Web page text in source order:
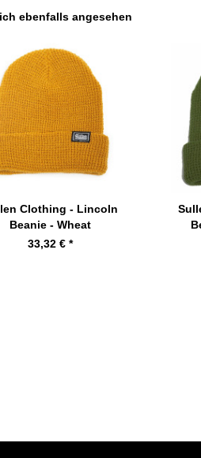
ebenfalls angesehen
Clothing - Lincoln
Beanie - Wheat
33,32 € *